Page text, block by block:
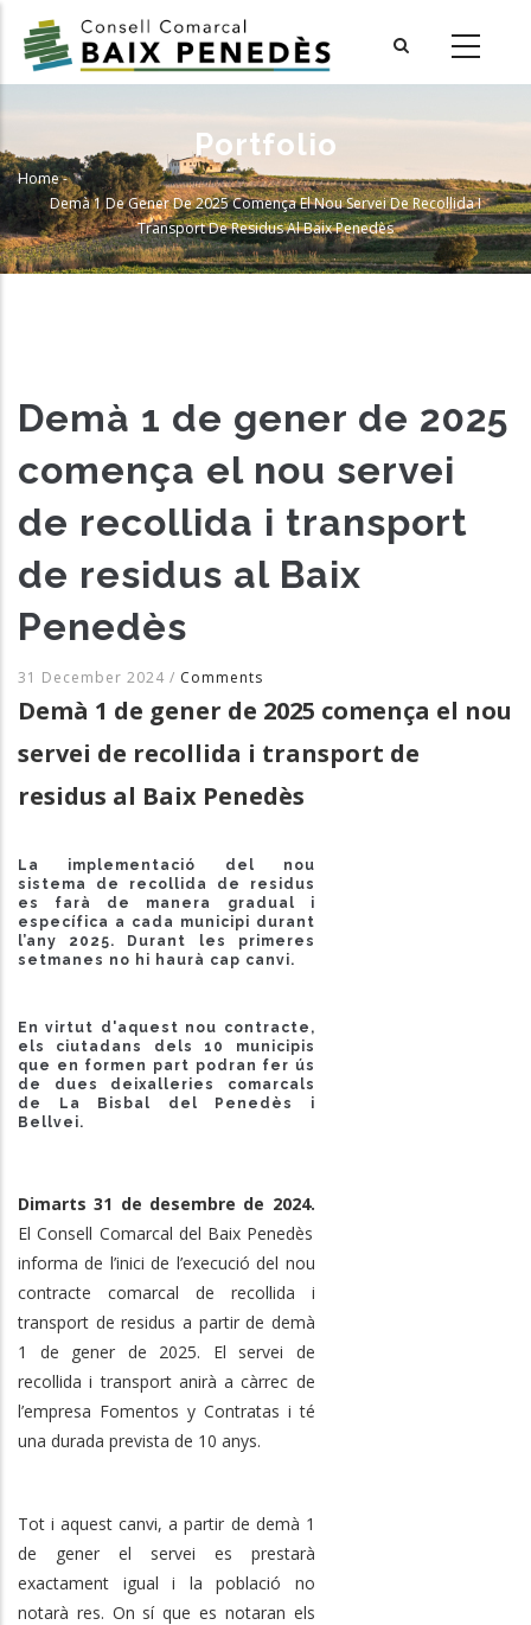
main
Portfolio
Breadcrumb
Home-
Demà 1 De Gener De 2025 Comença El Nou Servei De Recollida I
Transport De Residus Al Baix Penedès
Demà 1 de gener de 2025
comença el nou servei
de recollida i transport
de residus al Baix
Penedès
31 December 2024 / Comments
Demà 1 de gener de 2025 comença el nou
servei de recollida i transport de
residus al Baix Penedès
La implementació del nou
sistema de recollida de residus
es farà de manera gradual i
específica a cada municipi durant
l’any 2025. Durant les primeres
setmanes no hi haurà cap canvi.
En virtut d'aquest nou contracte,
els ciutadans dels 10 municipis
que en formen part podran fer ús
de dues deixalleries comarcals
de La Bisbal del Penedès i
Bellvei.
Dimarts 31 de desembre de 2024.
El Consell Comarcal del Baix Penedès
informa de l’inici de l’execució del nou
contracte comarcal de recollida i
transport de residus a partir de demà
1 de gener de 2025. El servei de
recollida i transport anirà a càrrec de
l’empresa Fomentos y Contratas i té
una durada prevista de 10 anys.
Tot i aquest canvi, a partir de demà 1
de gener el servei es prestarà
exactament igual i la població no
notarà res. On sí que es notaran els